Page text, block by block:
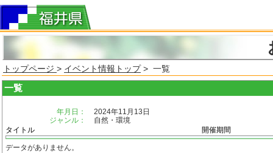
トップページ > イベント情報トップ> 一覧
一覧
年月日：
2024年11月13日
ジャンル：
自然・環境
タイトル
開催期間
データがありません。